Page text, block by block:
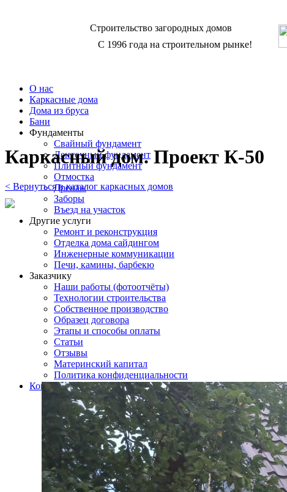
Строительство загородных домов
C 1996 года на строительном рынке!
О нас
Каркасные дома
Дома из бруса
Бани
Фундаменты
Свайный фундамент
Ленточный фундамент
Плитный фундамент
Отмостка
Дренаж
Заборы
Въезд на участок
Другие услуги
Ремонт и реконструкция
Отделка дома сайдингом
Инженерные коммуникации
Печи, камины, барбекю
Заказчику
Наши работы (фотоотчёты)
Технологии строительства
Собственное производство
Образец договора
Этапы и способы оплаты
Статьи
Отзывы
Материнский капитал
Политика конфиденциальности
Контакты
Каркасный дом. Проект К-50
< Вернуться в каталог каркасных домов